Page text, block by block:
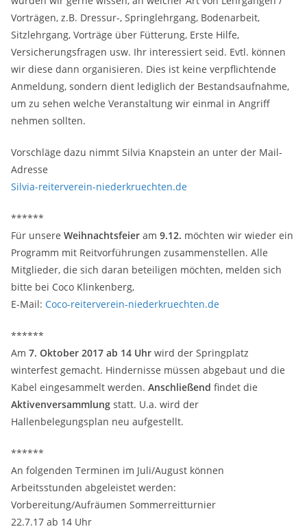
Vorträgen, z.B. Dressur-, Springlehrgang, Bodenarbeit,
Sitzlehrgang, Vorträge über Fütterung, Erste Hilfe,
Versicherungsfragen usw. Ihr interessiert seid. Evtl. können
wir diese dann organisieren. Dies ist keine verpflichtende
Anmeldung, sondern dient lediglich der Bestandsaufnahme,
um zu sehen welche Veranstaltung wir einmal in Angriff
nehmen sollten.
Vorschläge dazu nimmt Silvia Knapstein an unter der Mail-
Adresse
Silvia-reiterverein-niederkruechten.de
******
Für unsere Weihnachtsfeier am 9.12. möchten wir wieder ein
Programm mit Reitvorführungen zusammenstellen. Alle
Mitglieder, die sich daran beteiligen möchten, melden sich
bitte bei Coco Klinkenberg,
E-Mail: Coco-reiterverein-niederkruechten.de
******
Am 7. Oktober 2017 ab 14 Uhr wird der Springplatz
winterfest gemacht. Hindernisse müssen abgebaut und die
Kabel eingesammelt werden. Anschließend findet die
Aktivenversammlung statt. U.a. wird der
Hallenbelegungsplan neu aufgestellt.
******
An folgenden Terminen im Juli/August können
Arbeitsstunden abgeleistet werden:
Vorbereitung/Aufräumen Sommerreitturnier
22.7.17 ab 14 Uhr